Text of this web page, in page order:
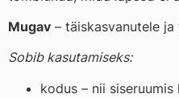
Mugav – täiskasvanutele
Sobib kasutamiseks:
kodus – nii